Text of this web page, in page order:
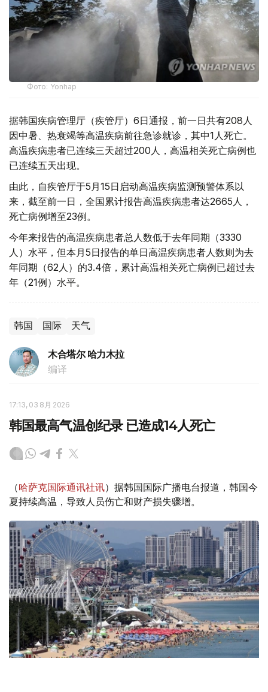
Фото: Yonhap
据韩国疾病管理厅（疾管厅）6日通报，前一日共有208人
因中暑、热衰竭等高温疾病前往急诊就诊，其中1人死亡。
高温疾病患者已连续三天超过200人，高温相关死亡病例也
已连续五天出现。
由此，自疾管厅于5月15日启动高温疾病监测预警体系以
来，截至前一日，全国累计报告高温疾病患者达2665人，
死亡病例增至23例。
今年来报告的高温疾病患者总人数低于去年同期（3330
人）水平，但本月5日报告的单日高温疾病患者人数则为去
年同期（62人）的3.4倍，累计高温相关死亡病例已超过去
年（21例）水平。
韩国 国际 天气
木合塔尔 哈力木拉
编译
17:13, 03 8月 2026
韩国最高气温创纪录 已造成14人死亡
（哈萨克国际通讯社讯）据韩国国际广播电台报道，韩国今
夏持续高温，导致人员伤亡和财产损失骤增。